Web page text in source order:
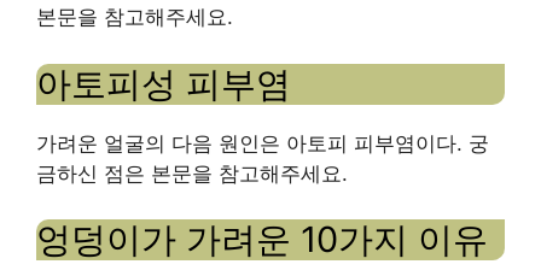
본문을 참고해주세요.
아토피성 피부염
가려운 얼굴의 다음 원인은 아토피 피부염이다. 궁
금하신 점은 본문을 참고해주세요.
엉덩이가 가려운 10가지 이유